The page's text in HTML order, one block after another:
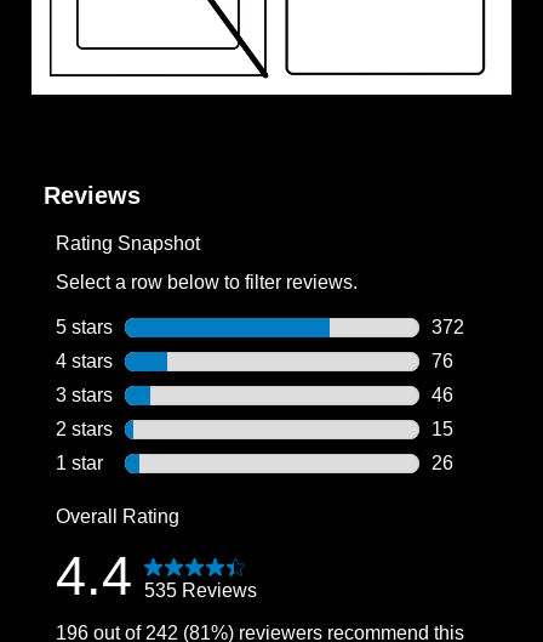
Reviews
Rating Snapshot
Select a row below to filter reviews.
5 stars stars
372
372 reviews
4 stars stars
76
76 reviews
3 stars stars
46
46 reviews
2 stars stars
15
15 reviews
1 star stars
26
Overall Rating
4.4 535 Reviews
196 out of 242 (81%) reviewers recommend this